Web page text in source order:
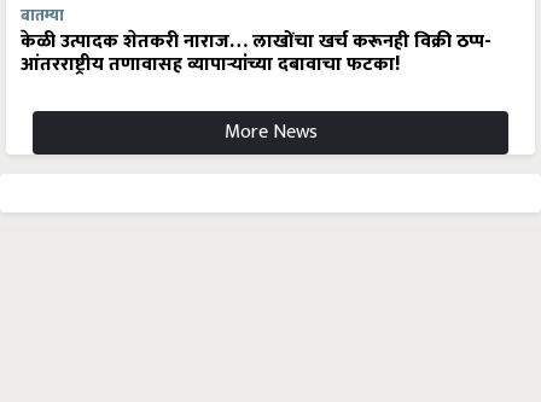
बातम्या
केळी उत्पादक शेतकरी नाराज… लाखोंचा खर्च करूनही विक्री ठप्प-
आंतरराष्ट्रीय तणावासह व्यापाऱ्यांच्या दबावाचा फटका!
More News